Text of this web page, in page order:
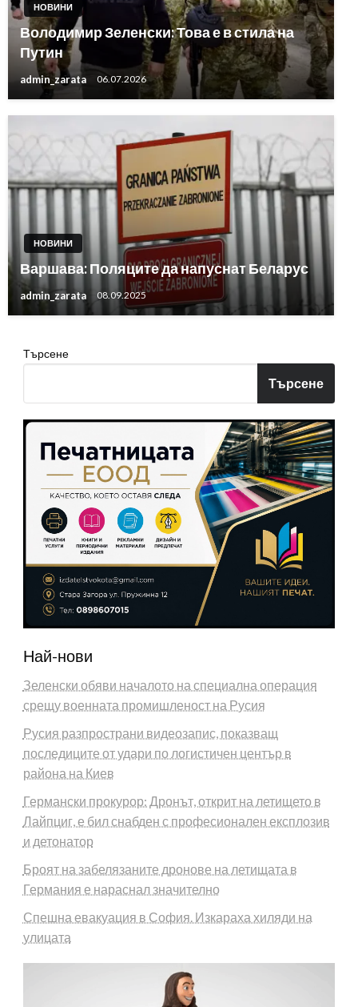
НОВИНИ
Володимир Зеленски: Това е в стила на
Путин
admin_zarata 06.07.2026
НОВИНИ
Варшава: Поляците да напуснат Беларус
admin_zarata 08.09.2025
Търсене
Търсене
Най-нови
Зеленски обяви началото на специална операция
срещу военната промишленост на Русия
Русия разпространи видеозапис, показващ
последиците от удари по логистичен център в
района на Киев
Германски прокурор: Дронът, открит на летището в
Лайпциг, е бил снабден с професионален експлозив
и детонатор
Броят на забелязаните дронове на летищата в
Германия е нараснал значително
Спешна евакуация в София. Изкараха хиляди на
улицата